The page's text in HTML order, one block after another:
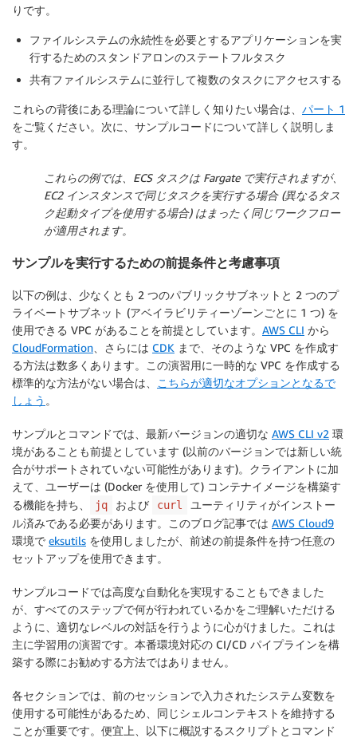
りです。
ファイルシステムの永続性を必要とするアプリケーションを実
行するためのスタンドアロンのステートフルタスク
共有ファイルシステムに並行して複数のタスクにアクセスする
これらの背後にある理論について詳しく知りたい場合は、 パート 1
をご覧ください。次に、サンプルコードについて詳しく説明しま
す。
これらの例では、ECS タスクは Fargate で実行されますが、
EC2 インスタンスで同じタスクを実行する場合 (異なるタス
ク起動タイプを使用する場合) はまったく同じワークフロー
が適用されます。
サンプルを実行するための前提条件と考慮事項
以下の例は、少なくとも 2 つのパブリックサブネットと 2 つのプ
ライベートサブネット (アベイラビリティーゾーンごとに 1 つ) を
使用できる VPC があることを前提としています。 AWS CLI から
CloudFormation 、さらには CDK まで、そのような VPC を作成す
る方法は数多くあります。この演習用に一時的な VPC を作成する
標準的な方法がない場合は、
こちらが適切なオプションとなるで
しょう 。
サンプルとコマンドでは、最新バージョンの適切な AWS CLI v2 環
境があることも前提としています (以前のバージョンでは新しい統
合がサポートされていない可能性があります)。クライアントに加
えて、ユーザーは (Docker を使用して) コンテナイメージを構築す
る機能を持ち、
jq および curl
ユーティリティがインストー
ル済みである必要があります。このブログ記事では AWS Cloud9
環境で eksutils を使用しましたが、前述の前提条件を持つ任意の
セットアップを使用できます。
サンプルコードでは高度な自動化を実現することもできました
が、すべてのステップで何が行われているかをご理解いただける
ように、適切なレベルの対話を行うように心がけました。これは
主に学習用の演習です。本番環境対応の CI/CD パイプラインを構
築する際にお勧めする方法ではありません。
各セクションでは、前のセッションで入力されたシステム変数を
使用する可能性があるため、同じシェルコンテキストを維持する
ことが重要です。便宜上、以下に概説するスクリプトとコマンド